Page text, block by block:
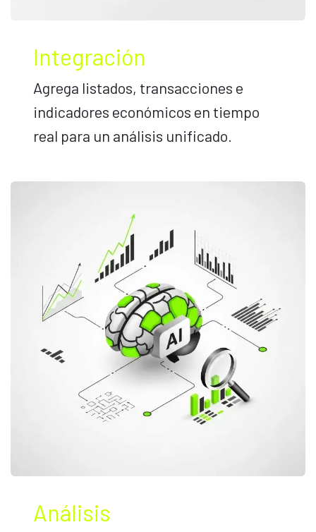
Integración
Agrega listados, transacciones e
indicadores económicos en tiempo
real para un análisis unificado.
Análisis